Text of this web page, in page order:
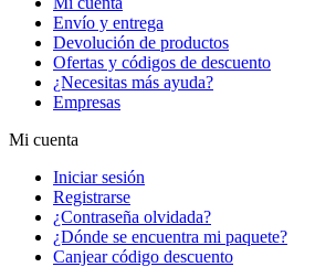
Envío y entrega
Devolución de productos
Ofertas y códigos de descuento
¿Necesitas más ayuda?
Empresas
Mi cuenta
Iniciar sesión
Registrarse
¿Contraseña olvidada?
¿Dónde se encuentra mi paquete?
Canjear código descuento